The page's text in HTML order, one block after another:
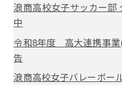
浪商高校女子サッカー
中
令和8年度 高大連携事
告
浪商高校女子バレーボ